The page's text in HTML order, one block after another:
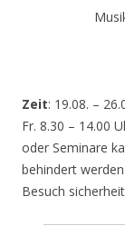
Zeit: 19.08. –
Fr. 8.30 – 14.00
oder Seminare
behindert
Besuch